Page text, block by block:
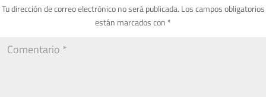
Tu dirección de correo electrónico no será publicada. Los campos obligatorios
están marcados con *